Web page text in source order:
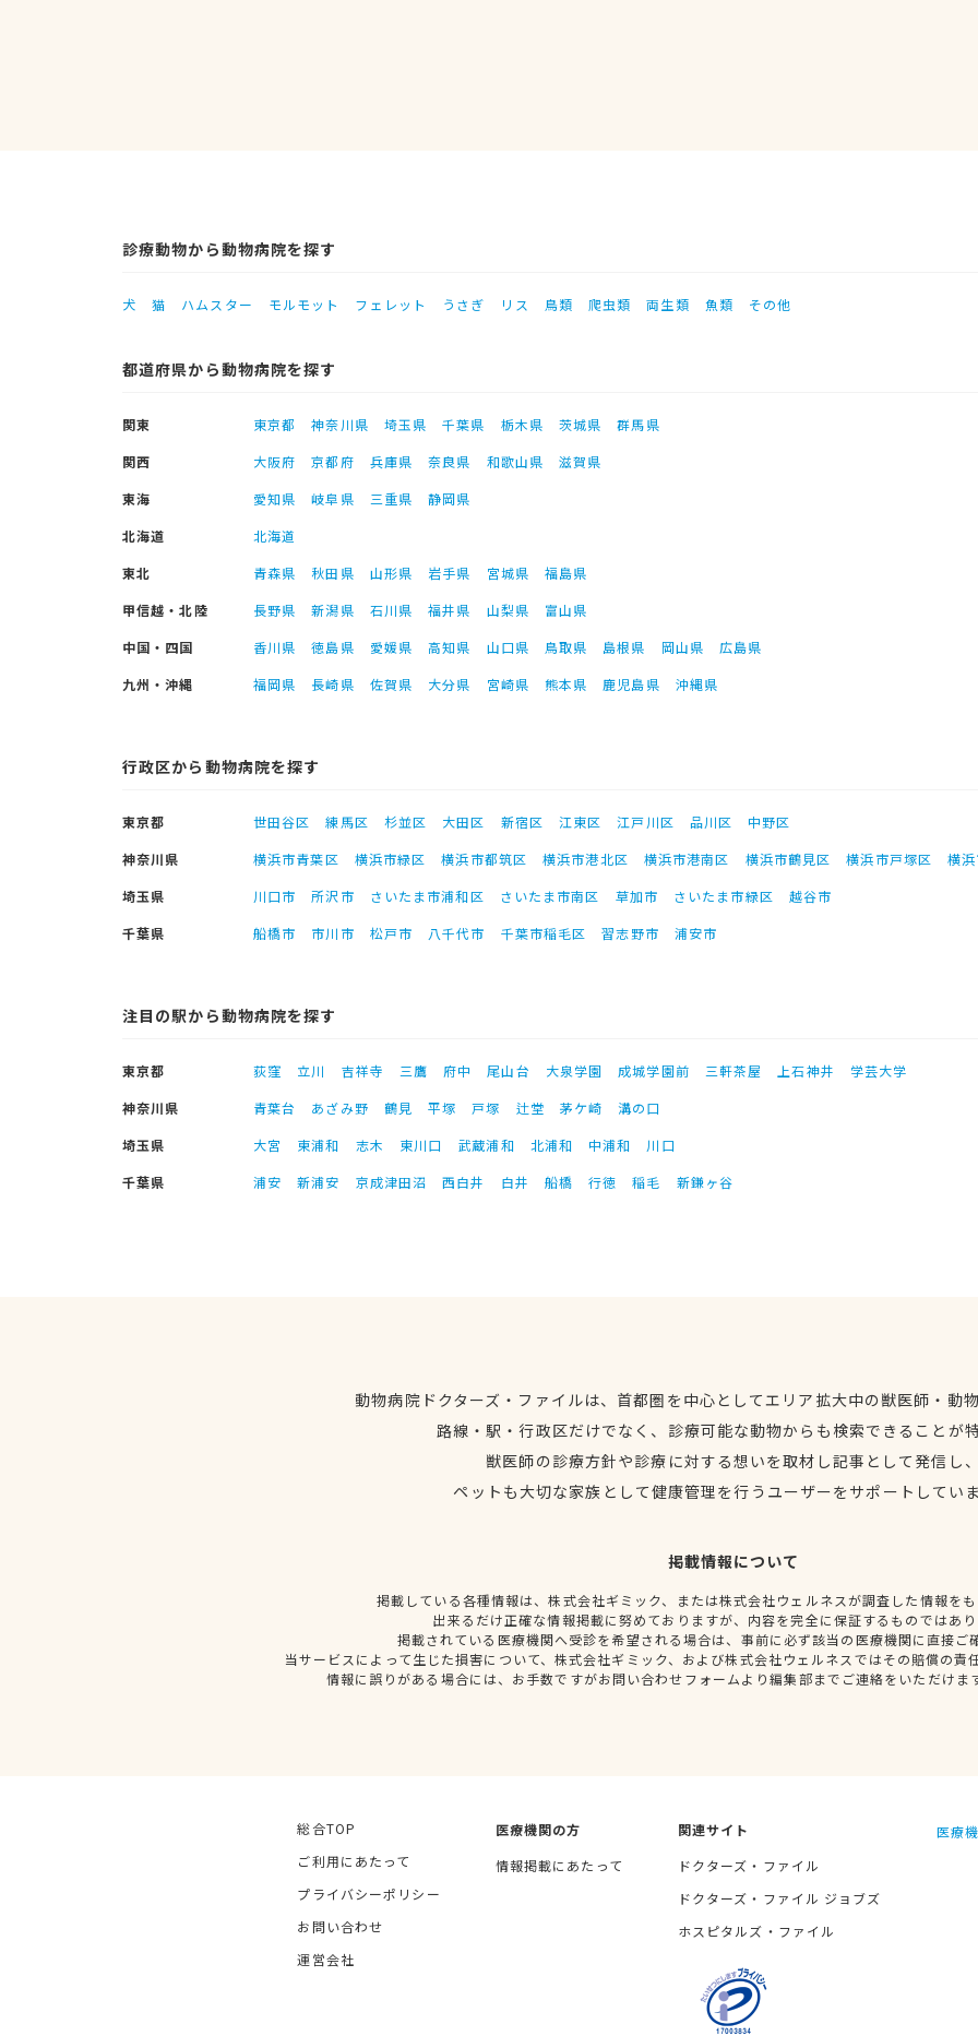
診療動物から動物病院を探す
犬 猫 ハムスター モルモット フェレット うさぎ リス 鳥類 爬虫類 両生類 魚類 その他
都道府県から動物病院を探す
関東 東京都 神奈川県 埼玉県 千葉県 栃木県 茨城県
群馬県
関西
大阪府 京都府 兵庫県 奈良県 和歌山県
滋賀県
東海
愛知県 岐阜県 三重県
静岡県
北海道
北海道
東北
青森県 秋田県 山形県 岩手県 宮城県
福島県
甲信越・北陸
長野県 新潟県 石川県 福井県 山梨県
富山県
中国・四国
香川県 徳島県 愛媛県 高知県 山口県 鳥取県 島根県 岡山県
広島県
九州・沖縄
福岡県 長崎県 佐賀県 大分県 宮崎県 熊本県 鹿児島県 沖縄県
行政区から動物病院を探す
東京都 世田谷区 練馬区 杉並区 大田区 新宿区 江東区 江戸川区 品川区
中野区
神奈川県
横浜市青葉区 横浜市緑区 横浜市都筑区 横浜市港北区 横浜市港南区 横浜市鶴見区 横浜市戸塚区
横
埼玉県
川口市 所沢市 さいたま市浦和区 さいたま市南区 草加市 さいたま市緑区
越谷市
千葉県
船橋市 市川市 松戸市 八千代市 千葉市稲毛区 習志野市 浦安市
注目の駅から動物病院を探す
東京都 荻窪 立川 吉祥寺 三鷹 府中 尾山台 大泉学園 成城学園前 三軒茶屋 上石神井
学芸大学
神奈川県
青葉台 あざみ野 鶴見 平塚 戸塚 辻堂 茅ケ崎
溝の口
埼玉県
大宮 東浦和 志木 東川口 武蔵浦和 北浦和 中浦和
川口
千葉県
浦安 新浦安 京成津田沼 西白井 白井 船橋 行徳 稲毛 新鎌ヶ谷
動物病院ドクターズ・ファイルは、首都圏を中心としてエリア拡大中の獣医師・動
路線・駅・行政区だけでなく、診療可能な動物からも検索できることが
獣医師の診療方針や診療に対する想いを取材し記事として発信し
ペットも大切な家族として健康管理を行うユーザーをサポートしてい
掲載情報について
掲載している各種情報は、株式会社ギミック、または株式会社ウェルネスが調査した情報を
出来るだけ正確な情報掲載に努めておりますが、内容を完全に保証するものではあ
掲載されている医療機関へ受診を希望される場合は、事前に必ず該当の医療機関に直接ご
当サービスによって生じた損害について、株式会社ギミック、および株式会社ウェルネスではその賠償の責
情報に誤りがある場合には、お手数ですがお問い合わせフォームより編集部までご連絡をいただけま
総合TOP
ご利用にあたって
プライバシーポリシー
お問い合わせ
運営会社
医療機関の方
情報掲載にあたって
関連サイト
ドクターズ・ファイル
ドクターズ・ファイル ジョブズ
ホスピタルズ・ファイル
医療